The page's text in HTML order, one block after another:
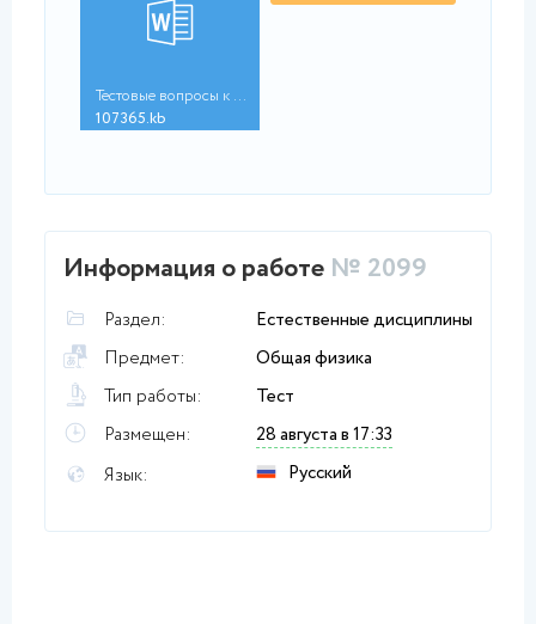
Тестовые вопросы к р...
107365.kb
Информация о работе № 2099
Раздел:
Естественные дисциплины
Предмет:
Общая физика
Тип работы:
Тест
Размещен:
28 августа в 17:33
Язык:
Русский